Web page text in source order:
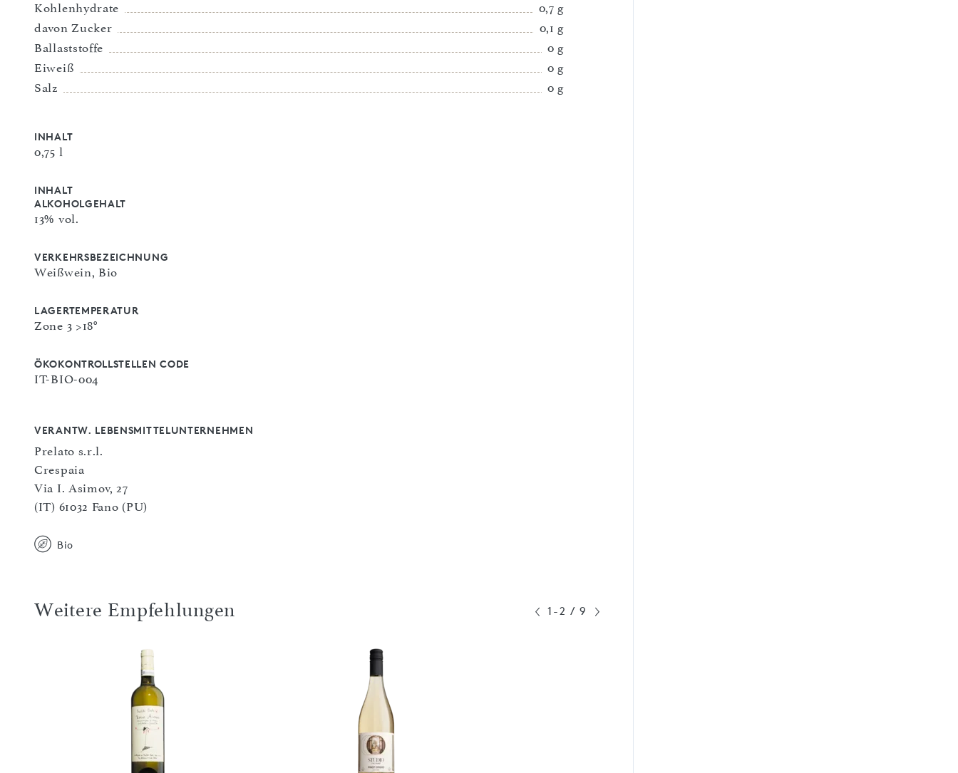
Kohlenhydrate
0,7 g
davon Zucker
0,1 g
Ballaststoffe
0 g
Eiweiß
0 g
Salz
0 g
INHALT
0,75 l
INHALT
ALKOHOLGEHALT
13% vol.
VERKEHRSBEZEICHNUNG
Weißwein, Bio
LAGERTEMPERATUR
Zone 3 >18°
ÖKOKONTROLLSTELLEN CODE
IT-BIO-004
VERANTW. LEBENSMITTELUNTERNEHMEN
Prelato s.r.l.
Crespaia
Via I. Asimov, 27
(IT) 61032 Fano (PU)
Bio
Weitere Empfehlungen 1-2 / 9